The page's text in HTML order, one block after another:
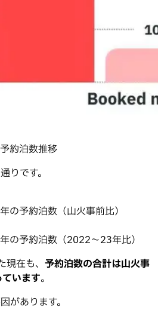
約泊数推移
りです。
の予約泊数（山火事前比）
の予約泊数（2022〜23年比）
在も、 予約泊数の合計は山火事
います。
があります。